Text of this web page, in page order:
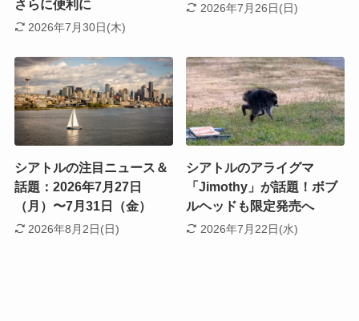
さらに便利に
2026年7月30日(木)
2026年7月26日(日)
シアトルの注目ニュース＆
話題：2026年7月27日
（月）〜7月31日（金）
2026年8月2日(日)
シアトルのアライグマ
「Jimothy」が話題！ボブ
ルヘッドも限定発売へ
2026年7月22日(水)